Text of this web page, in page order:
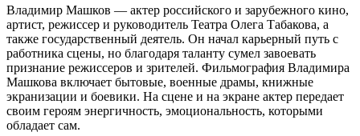
Владимир Машков — актер российского и зарубежного кино,
артист, режиссер и руководитель Театра Олега Табакова, а
также государственный деятель. Он начал карьерный путь с
работника сцены, но благодаря таланту сумел завоевать
признание режиссеров и зрителей. Фильмография Владимира
Машкова включает бытовые, военные драмы, книжные
экранизации и боевики. На сцене и на экране актер передает
своим героям энергичность, эмоциональность, которыми
обладает сам.